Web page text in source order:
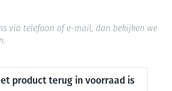
product terug in voorraad is
via telefoon of e-mail, dan bekijken we